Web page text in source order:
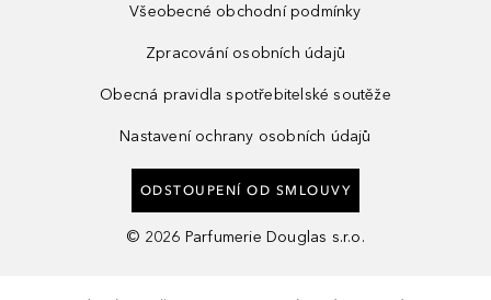
Všeobecné obchodní podmínky
Zpracování osobních údajů
Obecná pravidla spotřebitelské soutěže
Nastavení ochrany osobních údajů
ODSTOUPENÍ OD SMLOUVY
© 2026 Parfumerie Douglas s.r.o.